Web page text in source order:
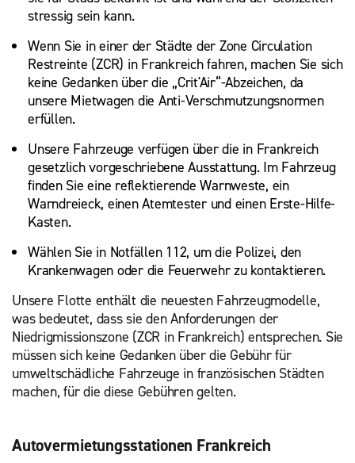
stressig sein kann.
Wenn Sie in einer der Städte der Zone Circulation
Restreinte (ZCR) in Frankreich fahren, machen Sie sich
keine Gedanken über die „Crit'Air“-Abzeichen, da
unsere Mietwagen die Anti-Verschmutzungsnormen
erfüllen.
Unsere Fahrzeuge verfügen über die in Frankreich
gesetzlich vorgeschriebene Ausstattung. Im Fahrzeug
finden Sie eine reflektierende Warnweste, ein
Warndreieck, einen Atemtester und einen Erste-Hilfe-
Kasten.
Wählen Sie in Notfällen 112, um die Polizei, den
Krankenwagen oder die Feuerwehr zu kontaktieren.
Unsere Flotte enthält die neuesten Fahrzeugmodelle,
was bedeutet, dass sie den Anforderungen der
Niedrigmissionszone (ZCR in Frankreich) entsprechen. Sie
müssen sich keine Gedanken über die Gebühr für
umweltschädliche Fahrzeuge in französischen Städten
machen, für die diese Gebühren gelten.
Autovermietungsstationen Frankreich